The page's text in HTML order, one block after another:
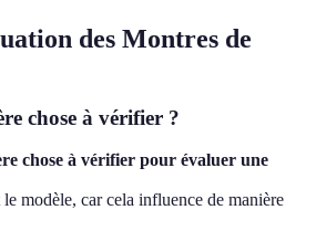
des Montres de
chose à vérifier ?
chose à vérifier pour évaluer une
modèle, car cela influence de manière